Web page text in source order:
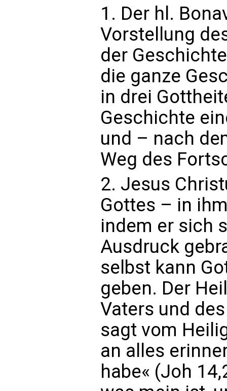
1. Der hl.
Vorstellung
der
die ganze
in drei
Geschichte
und – nach
Weg des
2. Jesus
Gottes – in
indem er sich
Ausdruck
selbst kann
geben. Der
Vaters und
sagt vom
an alles
habe« (Joh